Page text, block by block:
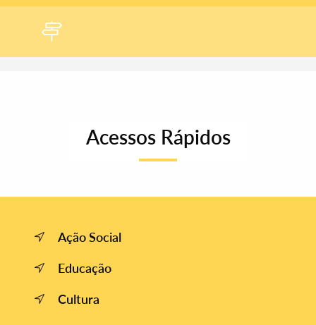
Acessos Rápidos
Ação Social
Educação
Cultura